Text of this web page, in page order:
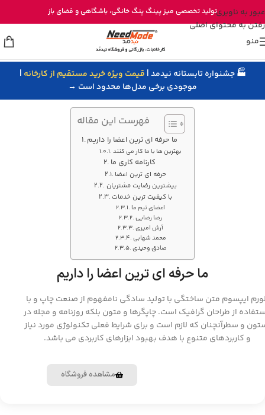
عبور به ناوبری
رفتن به محتوای اصلی
خرید مستقیم میز پینگ پنگ از تولیدی نیدمد
تولید تخصصی میز پینگ پنگ خانگی، باشگاهی و فضای باز
منو
🏭 جشنواره تابستانه نیدمد | قیمت ویژه خرید مستقیم از کارخانه |
موجودی برخی مدل‌ها محدود است →
فهرست این مقاله
ما حرفه ای ترین اعضا را داریم
بهترین ها با ما کار می کنند
کارنامه کاری ما
حرفه ای ترین اعضا
بیشترین رضایت مشتریان
با کیفیت ترین خدمات
اعضای تیم ما
رضا رضایی
آرش امیری
محمد شهابی
صادق وحیدی
ما حرفه ای ترین اعضا را داریم
ایپسوم متن ساختگی با تولید سادگی نامفهوم از صنعت چاپ و با
از طراحان گرافیک است. چاپگرها و متون بلکه روزنامه و مجله در
و سطرآنچنان که لازم است و برای شرایط فعلی تکنولوژی مورد نیاز
و کاربردهای متنوع با هدف بهبود ابزارهای کاربردی می باشد.
مشاهده فروشگاه